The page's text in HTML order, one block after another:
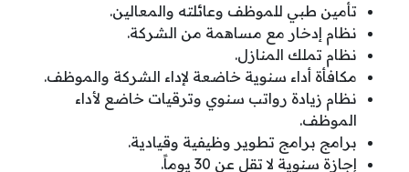
تأمين طبي للموظف وعائلته والمعالين.
نظام إدخار مع مساهمة من الشركة.
نظام تملك المنازل.
مكافأة أداء سنوية خاضعة لإداء الشركة والموظف.
نظام زيادة رواتب سنوي وترقيات خاضع لأداء
الموظف.
برامج برامج تطوير وظيفية وقيادية.
إجازة سنوية لا تقل عن 30 يوماً.